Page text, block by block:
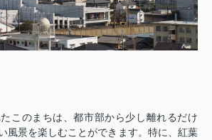
このまちは、都市部から少し離れるだけ
風景を楽しむことができます。特に、紅葉